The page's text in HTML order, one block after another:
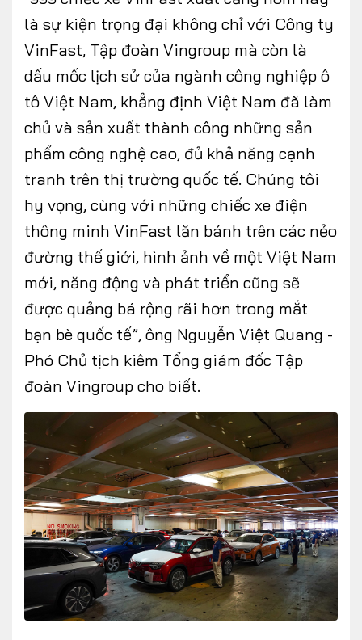
là sự kiện trọng đại không chỉ với Công ty
VinFast, Tập đoàn Vingroup mà còn là
dấu mốc lịch sử của ngành công nghiệp ô
tô Việt Nam, khẳng định Việt Nam đã làm
chủ và sản xuất thành công những sản
phẩm công nghệ cao, đủ khả năng cạnh
tranh trên thị trường quốc tế. Chúng tôi
hy vọng, cùng với những chiếc xe điện
thông minh VinFast lăn bánh trên các nẻo
đường thế giới, hình ảnh về một Việt Nam
mới, năng động và phát triển cũng sẽ
được quảng bá rộng rãi hơn trong mắt
bạn bè quốc tế”, ông Nguyễn Việt Quang -
Phó Chủ tịch kiêm Tổng giám đốc Tập
đoàn Vingroup cho biết.